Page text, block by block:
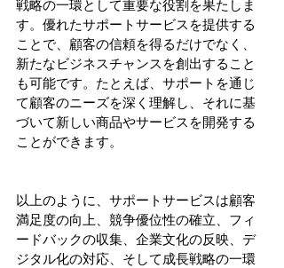
戦略の一環として重要な役割を果たしま
す。優れたサポートサービスを提供する
ことで、顧客の信頼を得るだけでなく、
新たなビジネスチャンスを創出すること
も可能です。たとえば、サポートを通じ
て顧客のニーズを深く理解し、それに基
づいて新しい商品やサービスを開発する
ことができます。
以上のように、サポートサービスは顧客
満足度の向上、競争優位性の確立、フィ
ードバックの収集、企業文化の反映、デ
ジタル化の対応、そして成長戦略の一環